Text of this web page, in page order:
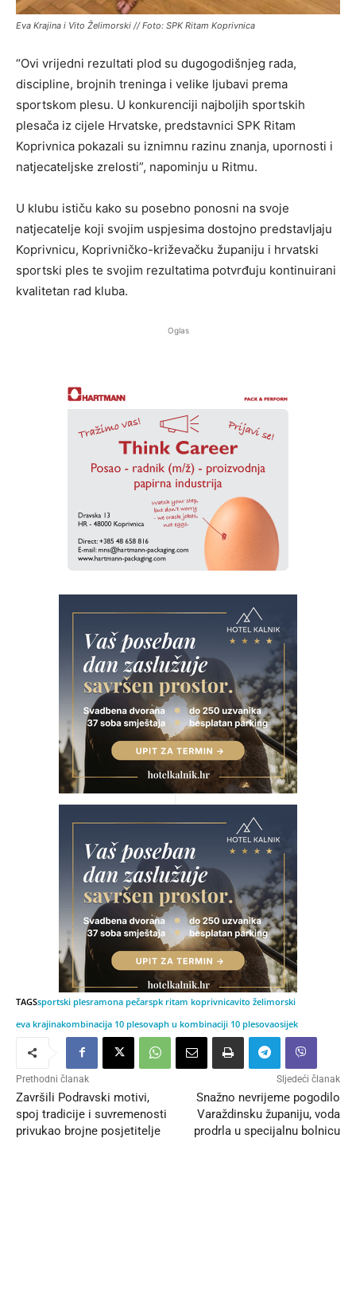
Eva Krajina i Vito Želimorski // Foto: SPK Ritam Koprivnica
“Ovi vrijedni rezultati plod su dugogodišnjeg rada,
discipline, brojnih treninga i velike ljubavi prema
sportskom plesu. U konkurenciji najboljih sportskih
plesača iz cijele Hrvatske, predstavnici SPK Ritam
Koprivnica pokazali su iznimnu razinu znanja, upornosti i
natjecateljske zrelosti”, napominju u Ritmu.
U klubu ističu kako su posebno ponosni na svoje
natjecatelje koji svojim uspjesima dostojno predstavljaju
Koprivnicu, Koprivničko-križevačku županiju i hrvatski
sportski ples te svojim rezultatima potvrđuju kontinuirani
kvalitetan rad kluba.
Oglas
TAGSsportski plesramona pečarspk ritam koprivnicavito želimorski
eva krajinakombinacija 10 plesovaph u kombinaciji 10 plesovaosijek
Prethodni članak
Završili Podravski motivi,
spoj tradicije i suvremenosti
privukao brojne posjetitelje
Sljedeći članak
Snažno nevrijeme pogodilo
Varaždinsku županiju, voda
prodrla u specijalnu bolnicu